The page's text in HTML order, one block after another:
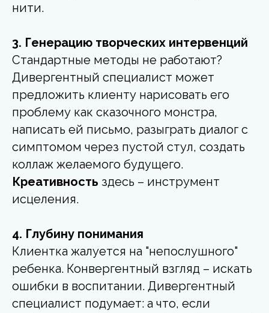
нити.
3. Генерацию творческих интервенций
Стандартные методы не работают?
Дивергентный специалист может
предложить клиенту нарисовать его
проблему как сказочного монстра,
написать ей письмо, разыграть диалог с
симптомом через пустой стул, создать
коллаж желаемого будущего.
Креативность здесь – инструмент
исцеления.
4. Глубину понимания
Клиентка жалуется на "непослушного"
ребенка. Конвергентный взгляд – искать
ошибки в воспитании. Дивергентный
специалист подумает: а что, если